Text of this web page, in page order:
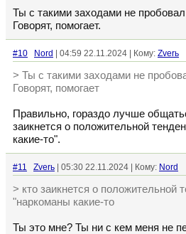
Ты с такими заходами не
Говорят, помогает.
#10 Nord | 04:59 22.11.2024 | Кому: Zverь
> Ты с такими заходами не
Говорят, помогает
Правильно, гораздо лучше
заикнется о положительной
какие-то".
#11 Zverь | 05:30 22.11.2024 | Кому: Nord
> кто заикнется о положительной
"наркоманы какие-то
Ты это мне? Ты ни с кем меня не